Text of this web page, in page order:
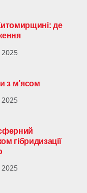
де
2025
з м’ясом
2025
гібридизації
2025